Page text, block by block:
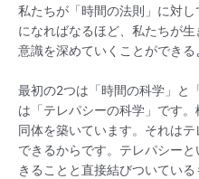
私たちが「時間の法則」に対
になればなるほど、私たちが
意識を深めていくことができる
最初の2つは「時間の科学」と
は「テレパシーの科学」です
同体を築いています。それは
できるからです。テレパシー
きることと直接結びついてい